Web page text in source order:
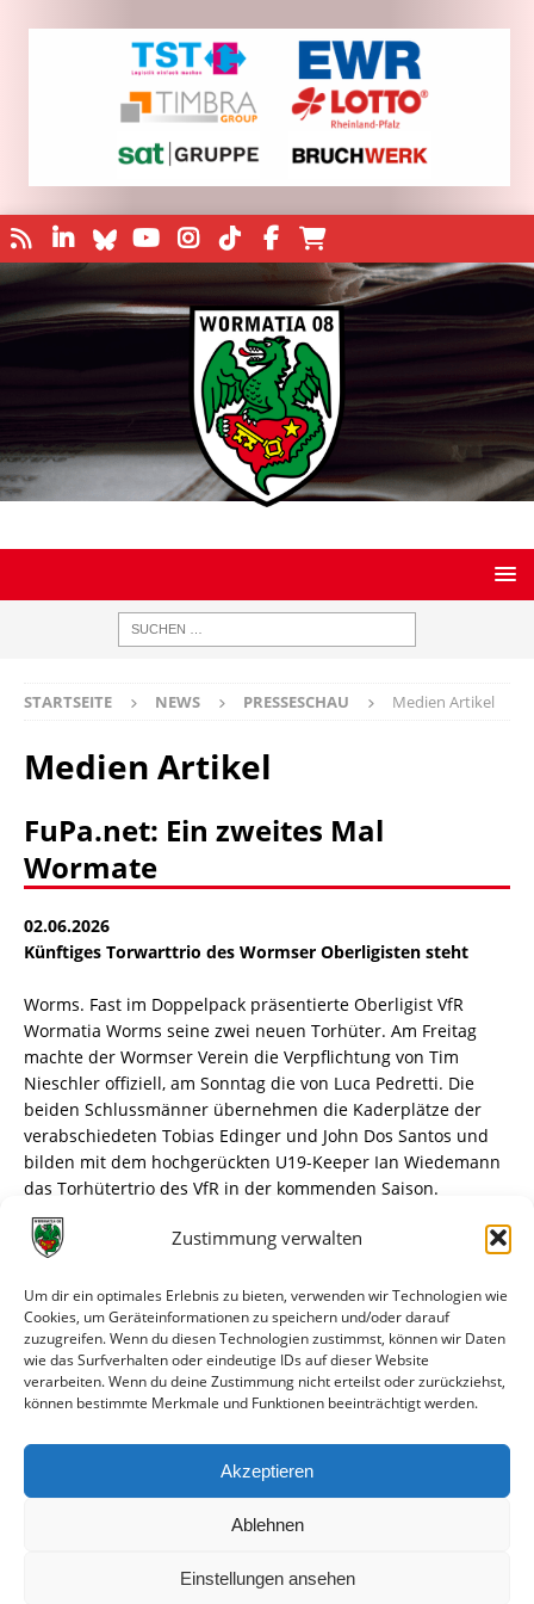
Zustimmung verwalten
Um dir ein optimales Erlebnis zu bieten, verwenden wir Technologien wie
Cookies, um Geräteinformationen zu speichern und/oder darauf
zuzugreifen. Wenn du diesen Technologien zustimmst, können wir Daten
wie das Surfverhalten oder eindeutige IDs auf dieser Website
verarbeiten. Wenn du deine Zustimmung nicht erteilst oder zurückziehst,
können bestimmte Merkmale und Funktionen beeinträchtigt werden.
Akzeptieren
Ablehnen
Einstellungen ansehen
STARTSEITE NEWS PRESSESCHAU Medien Artikel
Medien Artikel
FuPa.net: Ein zweites Mal
Wormate
02.06.2026
Künftiges Torwarttrio des Wormser Oberligisten steht
Worms. Fast im Doppelpack präsentierte Oberligist VfR
Wormatia Worms seine zwei neuen Torhüter. Am Freitag
machte der Wormser Verein die Verpflichtung von Tim
Nieschler offiziell, am Sonntag die von Luca Pedretti. Die
beiden Schlussmänner übernehmen die Kaderplätze der
verabschiedeten Tobias Edinger und John Dos Santos und
bilden mit dem hochgerückten U19-Keeper Ian Wiedemann
das Torhütertrio des VfR in der kommenden Saison.
Pedretti kennt den Verein, Nieschler den Trainer
Besonders die Verpflichtung von Luca Pedretti dürfte den
Wormser Fans Freude bereiten. Erst vor der nun
abgeschlossenen Oberliga-Spielzeit hatte der 24-jährige
Schwetzinger die Nibelungenstadt verlassen. Als eine in
Mannschaft und Umfeld gleichermaßen beliebte Person.
Zuvor hatte es der Wormser Verein wohl versäumt, den
daraufhin für einen Wechsel zum VfR Mannheim entschied.
weiterlesen